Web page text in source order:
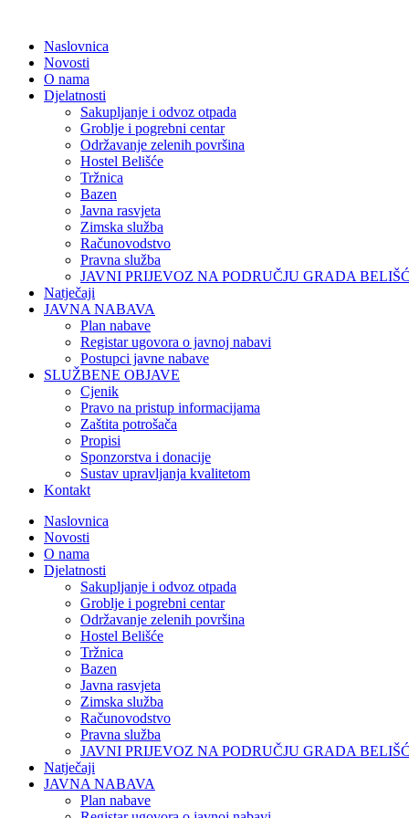
Naslovnica
Novosti
O nama
Djelatnosti
Sakupljanje i odvoz otpada
Groblje i pogrebni centar
Održavanje zelenih površina
Hostel Belišće
Tržnica
Bazen
Javna rasvjeta
Zimska služba
Računovodstvo
Pravna služba
JAVNI PRIJEVOZ NA PODRUČJU GRADA
Natječaji
JAVNA NABAVA
Plan nabave
Registar ugovora o javnoj nabavi
Postupci javne nabave
SLUŽBENE OBJAVE
Cjenik
Pravo na pristup informacijama
Zaštita potrošača
Propisi
Sponzorstva i donacije
Sustav upravljanja kvalitetom
Kontakt
Naslovnica
Novosti
O nama
Djelatnosti
Sakupljanje i odvoz otpada
Groblje i pogrebni centar
Održavanje zelenih površina
Hostel Belišće
Tržnica
Bazen
Javna rasvjeta
Zimska služba
Računovodstvo
Pravna služba
JAVNI PRIJEVOZ NA PODRUČJU GRADA
Natječaji
JAVNA NABAVA
Plan nabave